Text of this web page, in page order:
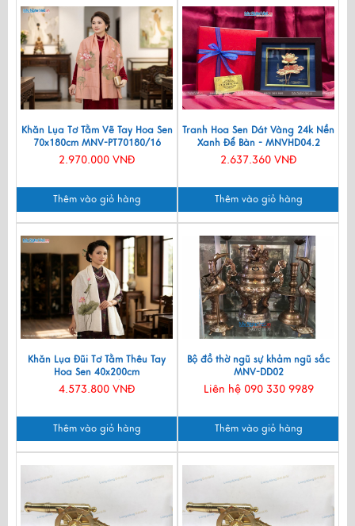
Khăn Lụa Tơ Tằm Vẽ Tay Hoa Sen
70x180cm MNV-PT70180/16
2.970.000 VNĐ
Thêm vào giỏ hàng
Tranh Hoa Sen Dát Vàng 24k Nền
Xanh Để Bàn - MNVHD04.2
2.637.360 VNĐ
Thêm vào giỏ hàng
Khăn Lụa Đũi Tơ Tằm Thêu Tay
Hoa Sen 40x200cm
KLNC40200/10
4.573.800 VNĐ
Thêm vào giỏ hàng
Bộ đồ thờ ngũ sự khảm ngũ sắc
MNV-DD02
Liên hệ 090 330 9989
Thêm vào giỏ hàng